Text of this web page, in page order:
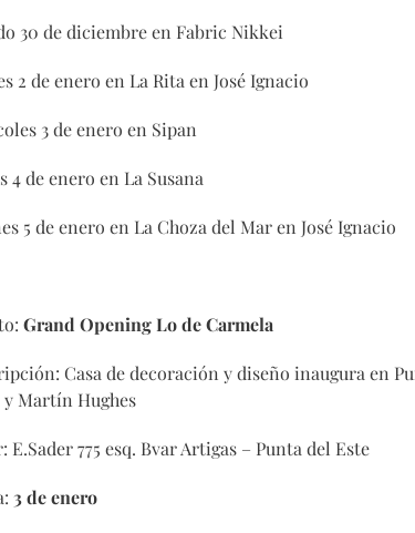
30 de diciembre en Fabric Nikkei
2 de enero en La Rita en José Ignacio
3 de enero en Sipan
4 de enero en La Susana
5 de enero en La Choza del Mar en José Ignacio
Grand Opening Lo de Carmela
Casa de decoración y diseño inaugura en
y Martín Hughes
E.Sader 775 esq. Bvar Artigas – Punta del Este
3 de enero